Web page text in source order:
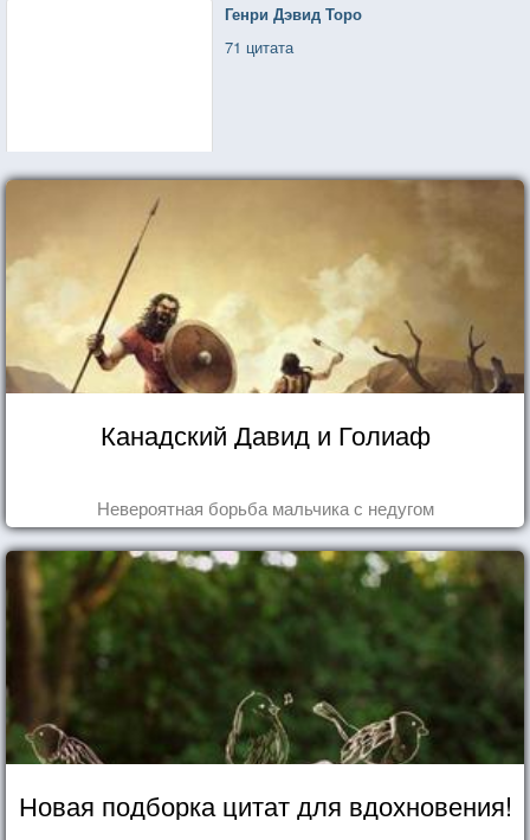
Генри Дэвид Торо
71 цитата
Канадский Давид и Голиаф
Невероятная борьба мальчика с недугом
Новая подборка цитат для вдохновения!